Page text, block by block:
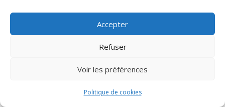
Accepter
Refuser
Voir les préférences
Politique de cookies